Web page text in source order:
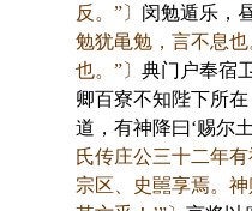
反。”〕 闵勉遁乐，
勉犹黾勉，言不息
也。”〕 典门户奉宿
卿百寮不知陛下所
道，有神降曰‘赐尔土
氏传庄公三十二年有
宗区、史嚚享焉。